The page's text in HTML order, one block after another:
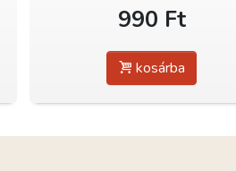
990 Ft
kosárba